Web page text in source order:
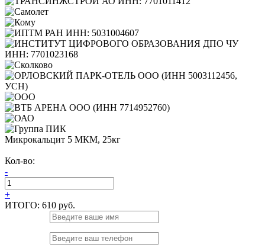
Микрокальцит 5 МКМ, 25кг
Кол-во:
-
+
ИТОГО: 610 руб.